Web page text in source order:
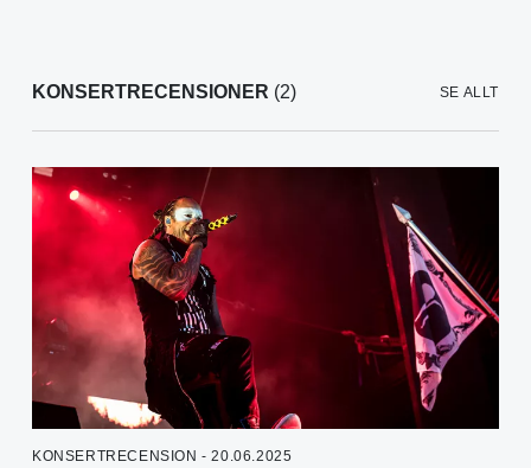
KONSERTRECENSIONER (2) SE ALLT
KONSERTRECENSION - 20.06.2025